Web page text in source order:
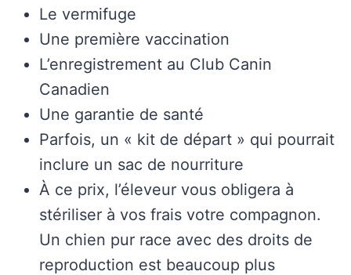
Le vermifuge
Une première vaccination
L’enregistrement au Club Canin
Canadien
Une garantie de santé
Parfois, un « kit de départ » qui pourrait
inclure un sac de nourriture
À ce prix, l’éleveur vous obligera à
stériliser à vos frais votre compagnon.
Un chien pur race avec des droits de
reproduction est beaucoup plus